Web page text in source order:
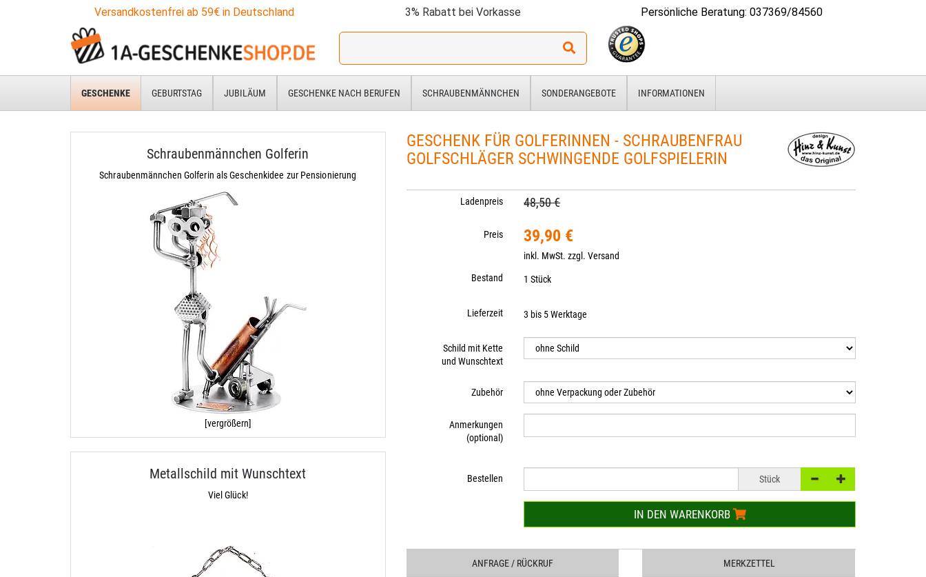
Versandkostenfrei ab 59€ in Deutschland 3% Rabatt bei Vorkasse Persönliche Beratung: 037369/84560
Ich
für:
GESCHENKE GEBURTSTAG JUBILÄUM GESCHENKE NACH BERUFEN SCHRAUBENMÄNNCHEN SONDERANGEBOTE INFORMATIONEN
Schraubenmännchen Golferin
Schraubenmännchen Golferin als Geschenkidee zur Pensionierung
[vergrößern]
Metallschild mit Wunschtext
Viel Glück!
GESCHENK FÜR GOLFERINNEN - SCHRAUBENFRAU
GOLFSCHLÄGER SCHWINGENDE GOLFSPIELERIN
Ladenpreis 48,50 €
Preis 39,90 €
inkl. MwSt. zzgl.Versand
Bestand
1 Stück
Lieferzeit 3 bis 5 Werktage
Schild mit Kette
und Wunschtext
Zubehör
Anmerkungen
(optional)
Bestellen Stück
IN DEN WARENKORB
ANFRAGE / RÜCKRUF MERKZETTEL